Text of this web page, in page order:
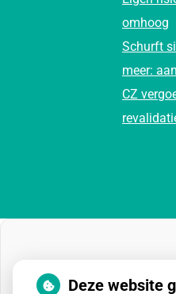
omhoog
Schurft
meer:
CZ
Deze website